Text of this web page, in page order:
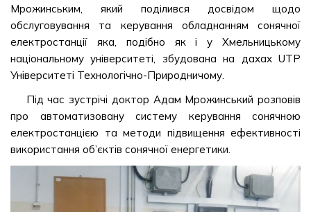
Мрожинським, який поділився досвідом щодо
обслуговування та керування обладнанням сонячної
електростанції яка, подібно як і у Хмельницькому
національному університеті, збудована на дахах UTP
Університеті Технологічно-Природничому.
Під час зустрічі доктор Адам Мрожинський розповів
про автоматизовану систему керування сонячною
електростанцією та методи підвищення ефективності
використання об’єктів сонячної енергетики.